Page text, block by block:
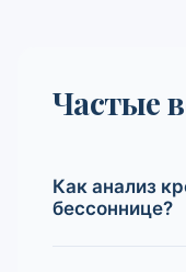
Частые
Как анализ
бессоннице?